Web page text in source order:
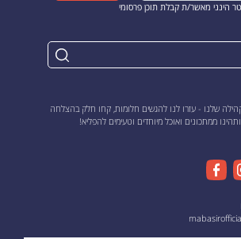
הינני מאשר/ת קבלת תוכן פרסומי
שלנו - עזרו לנו להגשים חלומות, קחו חלק בהצלחה
ממתכונים ואוכל מיוחדים וטעימים להפליא!